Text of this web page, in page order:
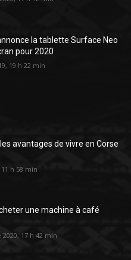
la tablette Surface Neo
pour 2020
19 h 22 min
avantages de vivre en Corse
h 58 min
une machine à café
17 h 42 min